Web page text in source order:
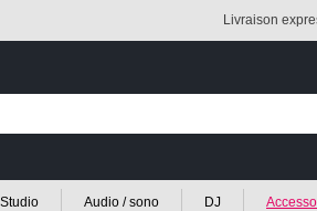
Livraison
Studio Audio / sono DJ